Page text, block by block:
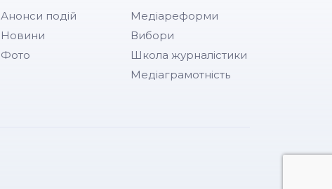
Анонси подій
Новини
Фото
Медіареформи
Вибори
Школа журналістики
Медіаграмотність